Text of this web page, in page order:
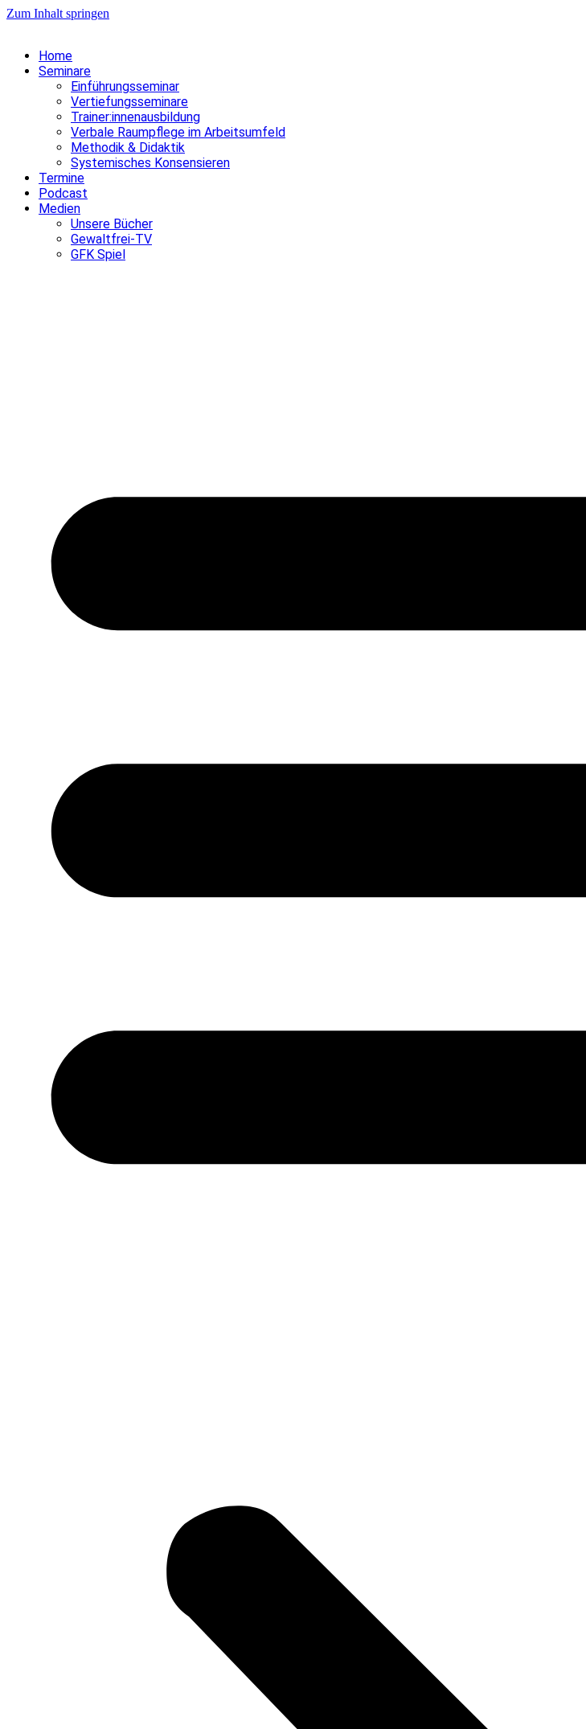
Zum Inhalt springen
Home
Seminare
Einführungsseminar
Vertiefungsseminare
Trainer:innenausbildung
Verbale Raumpflege im Arbeitsumfeld
Methodik & Didaktik
Systemisches Konsensieren
Termine
Podcast
Medien
Unsere Bücher
Gewaltfrei-TV
GFK Spiel